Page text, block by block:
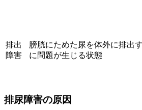
排出
障害
膀胱にためた尿を体外に排出
に問題が生じる状態
排尿障害の原因